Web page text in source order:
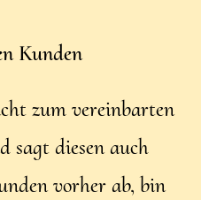
Kunden
zum vereinbarten
sagt diesen auch
vorher ab, bin